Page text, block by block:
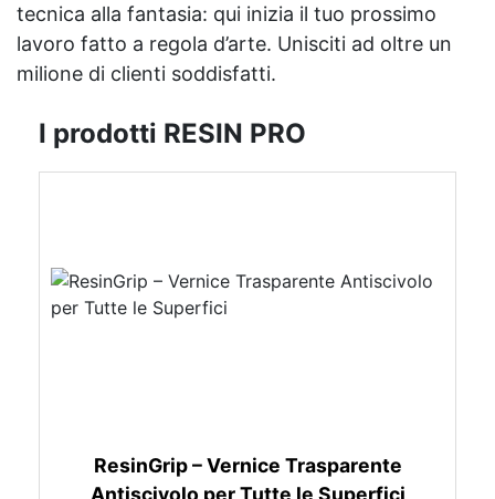
tecnica alla fantasia: qui inizia il tuo prossimo
lavoro fatto a regola d’arte. Unisciti ad oltre un
milione di clienti soddisfatti.
I prodotti RESIN PRO
ResinGrip – Vernice Trasparente
Antiscivolo per Tutte le Superfici